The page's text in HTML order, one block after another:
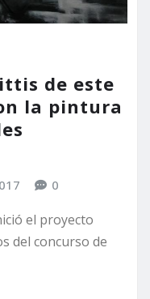
de este
la pintura
0
el proyecto
del concurso de